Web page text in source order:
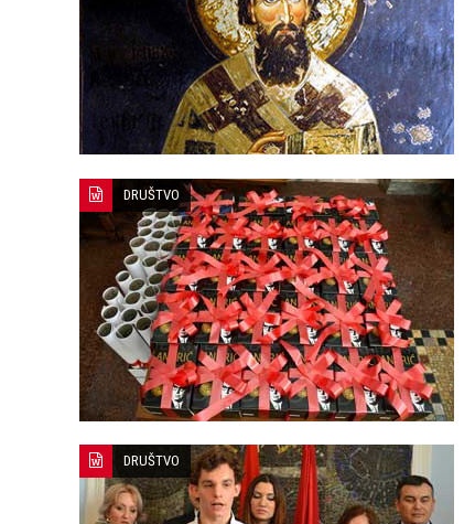
DRUŠTVO
DRUŠTVO